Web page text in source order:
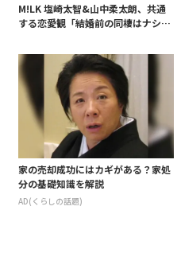
M!LK 塩崎太智&山中柔太朗、共通
する恋愛観「結婚前の同棲はナシ」
家の売却成功にはカギがある？家処
分の基礎知識を解説
AD(くらしの話題)